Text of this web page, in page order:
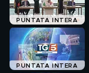
PUNTATA INTERA
PUNTATA INTERA